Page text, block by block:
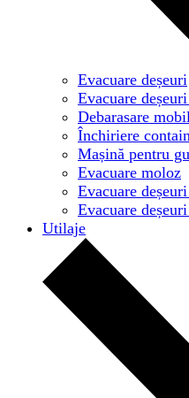
Evacuare deșeuri
Evacuare
Debarasare
Închiriere
Mașină pentru
Evacuare moloz
Evacuare
Evacuare
Utilaje